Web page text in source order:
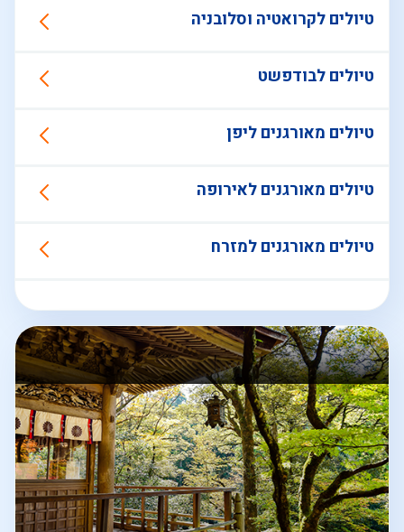
טיולים לקרואטיה וסלובניה
טיולים לבודפשט
טיולים מאורגנים ליפן
טיולים מאורגנים לאירופה
טיולים מאורגנים למזרח